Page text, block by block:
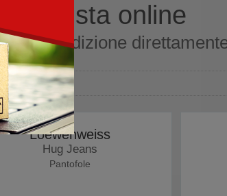
acquista online
con spedizione
Loewenweiss
Hug Jeans
Pantofole